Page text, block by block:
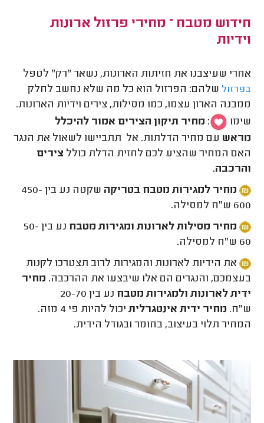
חידוש מטבח – מחירי פרזול ארונות
וידיות
אחרי שעיצבנו את חזיתות הארונות, נשאר "רק" לטפל
בפרזול שלהם: הפרזול הוא כל מה שלא נחשב לחלק
ממבנה הארון עצמו, כמו מסילות, צירים וידיות הארונות.
שימו
: מחיר תיקון הצירים אמור להיכלל
מראש עם מחיר הדלתות. אל תתביישו לשאול את הנגר
האם המחיר שהציע לכם לחזית הדלת כולל צירים
והרכבה.
מחיר למגירות מטבח בטריקה
שקטה נע בין 450-
600 ש"ח למסילה.
מחיר מסילות לארונות ומגירות מטבח
נע בין 50-
60 ש"ח למסילה.
את הידיות לארונות והמגירות לרוב תצטרכו לקנות
בעצמכם, והנגרים הם אלו שיבצעו את ההרכבה. מחיר
ידית לארונות ולמגירות מטבח
נע בין 20-70
ש"ח. מחיר ידית אינטגרלית
יכול להיות פי 4 מזה.
המחיר תלוי בעיצוב, בחומר ובגודל הידית.